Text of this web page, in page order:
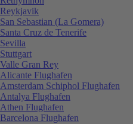
Reykjavik
San Sebastian (La Gomera)
Santa Cruz de Tenerife
Sevilla
Stuttgart
Valle Gran Rey
Alicante Flughafen
Amsterdam Schiphol Flughafen
Antalya Flughafen
Athen Flughafen
Barcelona Flughafen